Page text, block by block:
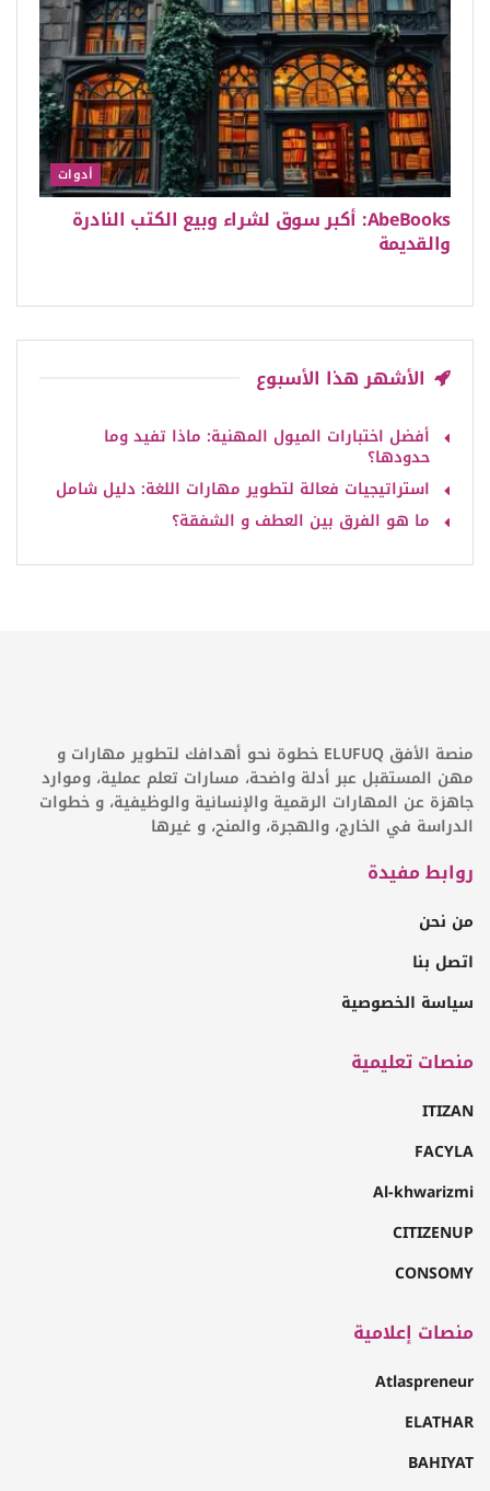
أدوات
AbeBooks: أكبر سوق لشراء وبيع الكتب النادرة
والقديمة
الأشهر هذا الأسبوع
أفضل اختبارات الميول المهنية: ماذا تفيد وما
حدودها؟
استراتيجيات فعالة لتطوير مهارات اللغة: دليل شامل
ما هو الفرق بين العطف و الشفقة؟
منصة الأفق ELUFUQ خطوة نحو أهدافك لتطوير مهارات و
مهن المستقبل عبر أدلة واضحة، مسارات تعلم عملية، وموارد
جاهزة عن المهارات الرقمية والإنسانية والوظيفية، و خطوات
الدراسة في الخارج، والهجرة، والمنح، و غيرها
روابط مفيدة
من نحن
اتصل بنا
سياسة الخصوصية
منصات تعليمية
ITIZAN
FACYLA
Al-khwarizmi
CITIZENUP
CONSOMY
منصات إعلامية
Atlaspreneur
ELATHAR
BAHIYAT